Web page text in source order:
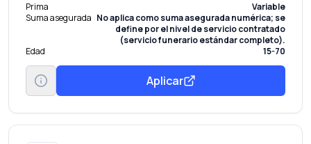
Prima
Variable
Suma asegurada No aplica como suma asegurada numérica; se
define por el nivel de servicio contratado
(servicio funerario estándar completo).
Edad
15-70
Aplicar